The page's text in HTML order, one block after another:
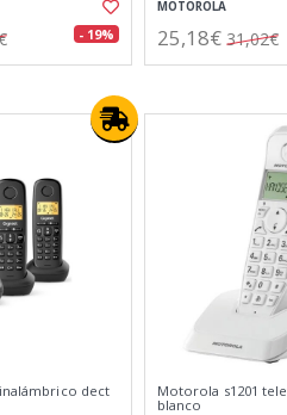
- 19%
MOTOROLA
25,18€ 31,02€
inalámbrico dect
Motorola s1201
blanco